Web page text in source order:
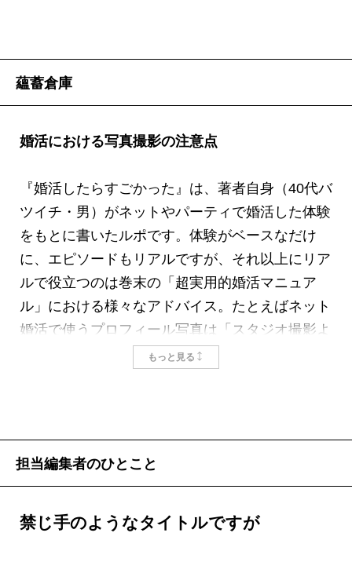
算した女性たちも、これからの人生で手を携えて
生きるただ一人のパートナーを探し始めた。
彼女たちが集まるのが、インターネットの婚活サ
イト、全国各地で催されている婚活パーティー、
だ。五、六年前までは、こうした婚活の場はもて
ない男女の救済場所のイメージがあった。しか
し、四十代、バツイチの私が実際に参加すると、
そこにいるシングル女性の数も質も仰天するほど
だった。
大手婚活サイトで出会った妙齢の女性には、初デ
ートでホテルに誘われた。航空会社の客室乗務員
だ。もちろん、鼻の下をのばしてついていった。
「出会って、手をつないで、キスして、やっとお
青山のイタリアンレストランで食事の後、タクシ
ーの中でささやかれた。女性は現実的だ。彼女の
考えは理に適っているが、婚活で実行に移す人に
は初めて会った。何よりも「相性」を重視するた
め、早めに肌を合わせないと本当に不毛な時間を
蘊蓄倉庫
婚活における写真撮影の注意点
『婚活したらすごかった』は、著者自身（40代バ
ツイチ・男）がネットやパーティで婚活した体験
をもとに書いたルポです。体験がベースなだけ
に、エピソードもリアルですが、それ以上にリア
ルで役立つのは巻末の「超実用的婚活マニュア
ル」における様々なアドバイス。たとえばネット
婚活で使うプロフィール写真は「スタジオ撮影よ
りもスナップのほうがいい」「男性はジャケット
もっと見る
担当編集者のひとこと
禁じ手のようなタイトルですが